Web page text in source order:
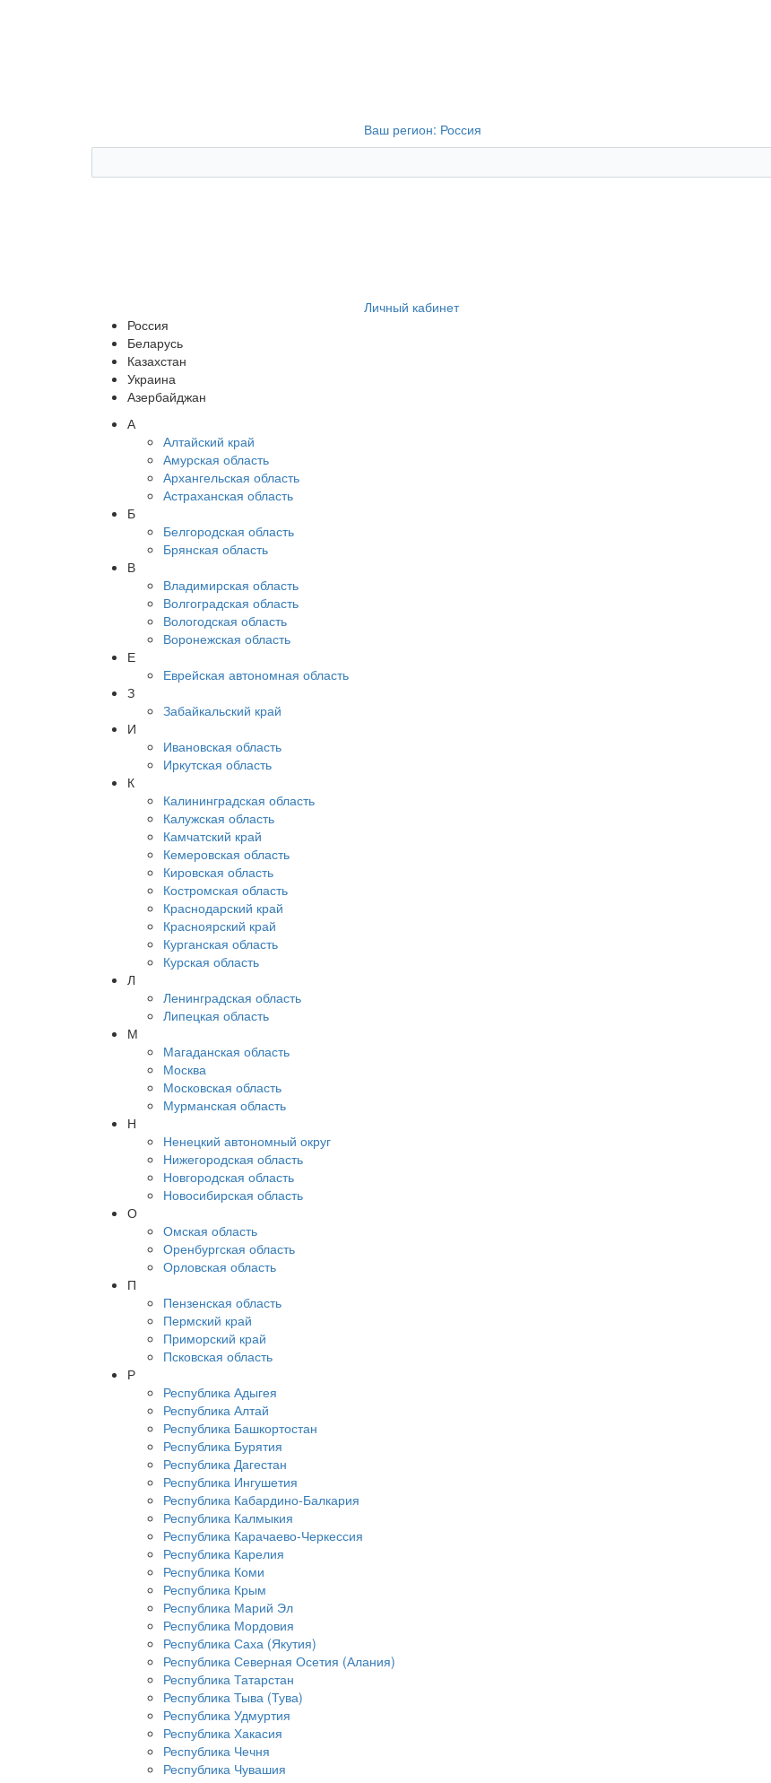
Ваш регион: Россия
Личный кабинет
Россия
Беларусь
Казахстан
Украина
Азербайджан
А
Алтайский край
Амурская область
Архангельская область
Астраханская область
Б
Белгородская область
Брянская область
В
Владимирская область
Волгоградская область
Вологодская область
Воронежская область
Е
Еврейская автономная область
З
Забайкальский край
И
Ивановская область
Иркутская область
К
Калининградская область
Калужская область
Камчатский край
Кемеровская область
Кировская область
Костромская область
Краснодарский край
Красноярский край
Курганская область
Курская область
Л
Ленинградская область
Липецкая область
М
Магаданская область
Москва
Московская область
Мурманская область
Н
Ненецкий автономный округ
Нижегородская область
Новгородская область
Новосибирская область
О
Омская область
Оренбургская область
Орловская область
П
Пензенская область
Пермский край
Приморский край
Псковская область
Р
Республика Адыгея
Республика Алтай
Республика Башкортостан
Республика Бурятия
Республика Дагестан
Республика Ингушетия
Республика Кабардино-Балкария
Республика Калмыкия
Республика Карачаево-Черкессия
Республика Карелия
Республика Коми
Республика Крым
Республика Марий Эл
Республика Мордовия
Республика Саха (Якутия)
Республика Северная Осетия (Алания)
Республика Татарстан
Республика Тыва (Тува)
Республика Удмуртия
Республика Хакасия
Республика Чечня
Республика Чувашия